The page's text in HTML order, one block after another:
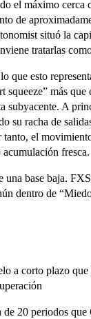
el máximo cerca
de
situó la
tratarlas
que esto
squeeze” más
subyacente. A
su racha de
tanto, el
fresca.
una base baja.
dentro de
a corto plazo
20 periodos